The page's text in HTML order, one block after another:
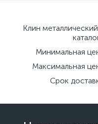
Клин
Минимальная
Максимальная
Срок